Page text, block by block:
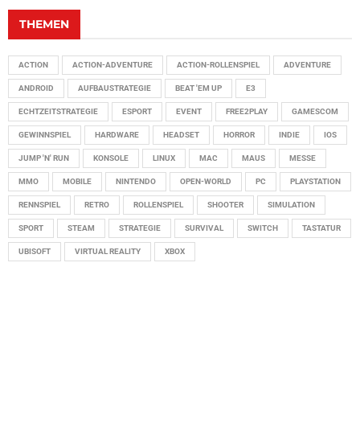
THEMEN
ACTION ACTION-ADVENTURE ACTION-ROLLENSPIEL ADVENTURE
ANDROID AUFBAUSTRATEGIE BEAT 'EM UP E3
ECHTZEITSTRATEGIE ESPORT EVENT FREE2PLAY GAMESCOM
GEWINNSPIEL HARDWARE HEADSET HORROR INDIE IOS
JUMP 'N' RUN KONSOLE LINUX MAC MAUS MESSE
MMO MOBILE NINTENDO OPEN-WORLD PC PLAYSTATION
RENNSPIEL RETRO ROLLENSPIEL SHOOTER SIMULATION
SPORT STEAM STRATEGIE SURVIVAL SWITCH TASTATUR
UBISOFT VIRTUAL REALITY XBOX